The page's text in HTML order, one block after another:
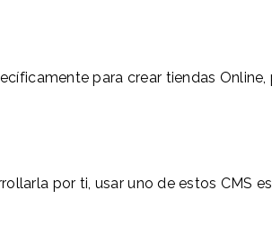
para crear tiendas
por ti, usar uno de estos CMS